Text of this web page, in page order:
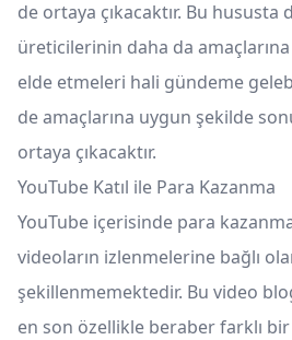
de ortaya çıkacaktır. Bu hususta
üreticilerinin daha da
elde etmeleri hali gündeme
de amaçlarına uygun şekilde
ortaya çıkacaktır.
YouTube Katıl ile Para Kazanma
YouTube içerisinde para
videoların izlenmelerine bağlı
şekillenmemektedir. Bu video
en son özellikle beraber farklı bir